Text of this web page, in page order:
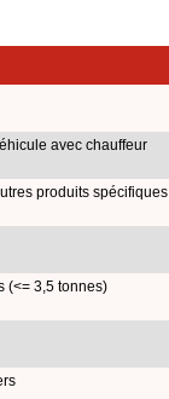
avec chauffeur
produits spécifiques
(<= 3,5 tonnes)